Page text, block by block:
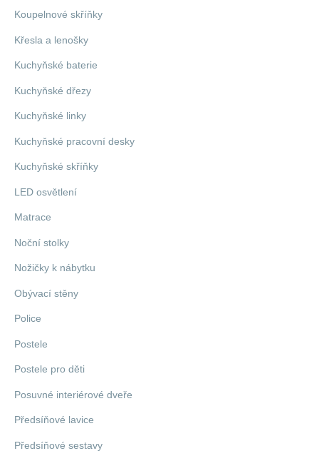
Koupelnové skříňky
Křesla a lenošky
Kuchyňské baterie
Kuchyňské dřezy
Kuchyňské linky
Kuchyňské pracovní desky
Kuchyňské skříňky
LED osvětlení
Matrace
Noční stolky
Nožičky k nábytku
Obývací stěny
Police
Postele
Postele pro děti
Posuvné interiérové dveře
Předsíňové lavice
Předsíňové sestavy